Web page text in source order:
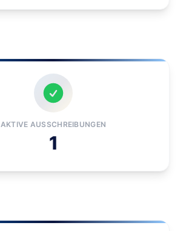
AKTIVE AUSSCHREIBUNGEN
1